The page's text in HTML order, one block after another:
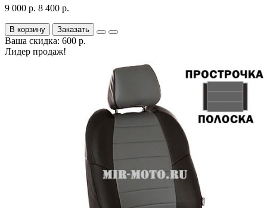
9 000 р. 8 400 р.
В корзину Заказать
Ваша скидка: 600 р.
Лидер продаж!